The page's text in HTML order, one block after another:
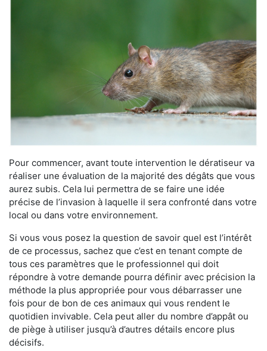
Pour commencer, avant toute intervention le dératiseur va
réaliser une évaluation de la majorité des dégâts que vous
aurez subis. Cela lui permettra de se faire une idée
précise de l’invasion à laquelle il sera confronté dans votre
local ou dans votre environnement.
Si vous vous posez la question de savoir quel est l’intérêt
de ce processus, sachez que c’est en tenant compte de
tous ces paramètres que le professionnel qui doit
répondre à votre demande pourra définir avec précision la
méthode la plus appropriée pour vous débarrasser une
fois pour de bon de ces animaux qui vous rendent le
quotidien invivable. Cela peut aller du nombre d’appât ou
de piège à utiliser jusqu’à d’autres détails encore plus
décisifs.